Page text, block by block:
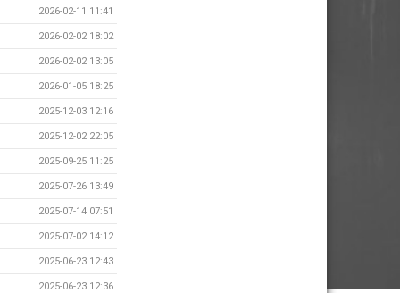
2026-02-11 11:41
2026-02-02 18:02
2026-02-02 13:05
2026-01-05 18:25
2025-12-03 12:16
2025-12-02 22:05
2025-09-25 11:25
2025-07-26 13:49
2025-07-14 07:51
2025-07-02 14:12
2025-06-23 12:43
2025-06-23 12:36